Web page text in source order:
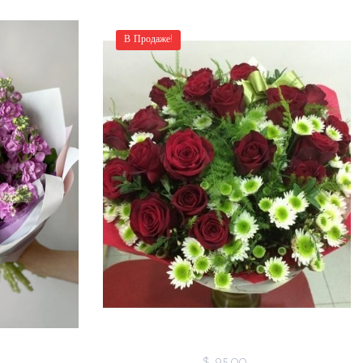
В Продаже!